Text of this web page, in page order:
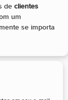
de clientes
um
se importa